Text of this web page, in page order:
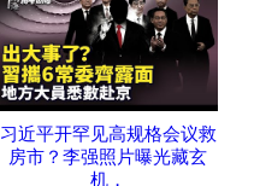
习近平开罕见高规格会议救
房市？李强照片曝光藏玄
机，